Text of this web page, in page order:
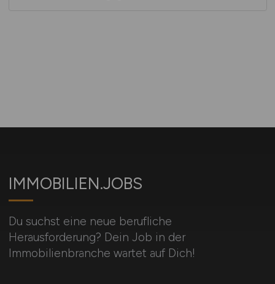
IMMOBILIEN.JOBS
Du suchst eine neue berufliche
Herausforderung? Dein Job in der
Immobilienbranche wartet auf Dich!